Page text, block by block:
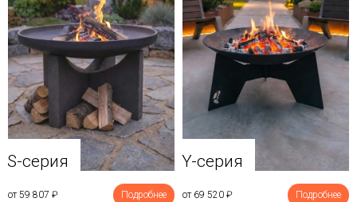
S-серия
от 59 807 ₽ Подробнее
Y-серия
от 69 520 ₽ Подробнее